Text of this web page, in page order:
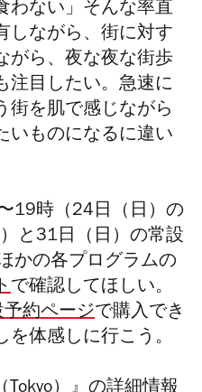
わない」そんな率直
しながら、街に対す
がら、夜な夜な街歩
注目したい。急速に
街を肌で感じながら
いものになるに違い
19時（24日（日）の
と31日（日）の常設
かの各プログラムの
で確認してほしい。
予約ページ で購入でき
を体感しに行こう。